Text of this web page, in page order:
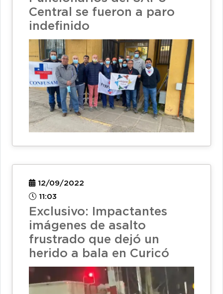
Central se fueron a paro
indefinido
12/09/2022
11:03
Exclusivo: Impactantes
imágenes de asalto
frustrado que dejó un
herido a bala en Curicó